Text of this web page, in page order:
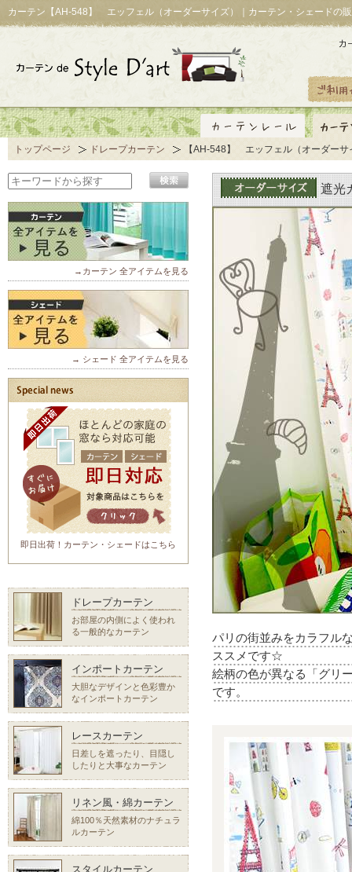
カーテン【AH-548】 エッフェル（オーダーサイズ）｜カーテン・シェードの
トップページ ドレープカーテン 【AH-548】 エッフェル（オーダーサ
遮光
パリの街並みをカラフル
ススメです☆
絵柄の色が異なる「グリ
です。
→カーテン 全アイテムを見る
→ シェード 全アイテムを見る
即日出荷！カーテン・シェードはこちら
ドレープカーテン
お部屋の内側によく使われ
る一般的なカーテン
インポートカーテン
大胆なデザインと色彩豊か
なインポートカーテン
レースカーテン
日差しを遮ったり、目隠し
したりと大事なカーテン
リネン風・綿カーテン
綿100％天然素材のナチュラ
ルカーテン
スタイルカーテン